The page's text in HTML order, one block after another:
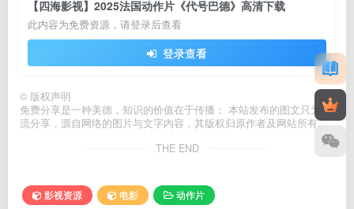
【四海影视】2025法国动作片《代号巴德》高清下载
此内容为免费资源，请登录后查看
登录查看
© 版权声明
免费分享是一种美德，知识的价值在于传播； 本站发布的图文只为交
流分享，源自网络的图片与文字内容，其版权归原作者及网站所有。
THE END
影视资源 电影
动作片